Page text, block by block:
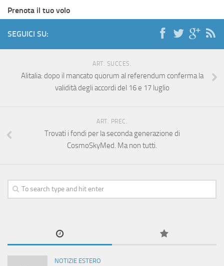
Prenota il tuo volo
SEGUICI SU:
ART. SUCCES.
Alitalia: dopo il mancato quorum al referendum conferma la
validità degli accordi del 16 e 17 luglio
ART. PREC.
Trovati i fondi per la seconda generazione di
CosmoSkyMed. Ma non tutti.
NOTIZIE ESTERO